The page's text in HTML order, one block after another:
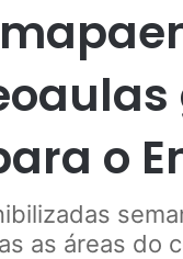
o
as áreas do